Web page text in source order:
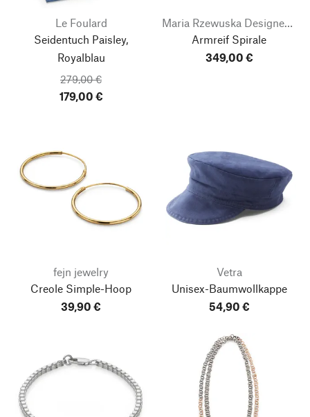
Le Foulard
Seidentuch Paisley,
Royalblau
279,00 €
179,00 €
Maria Rzewuska Designerschmuck
Armreif Spirale
349,00 €
fejn jewelry
Creole Simple-Hoop
39,90 €
Vetra
Unisex-Baumwollkappe
54,90 €